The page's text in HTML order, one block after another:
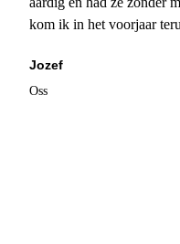
kom ik in het voorjaar
Jozef
Oss